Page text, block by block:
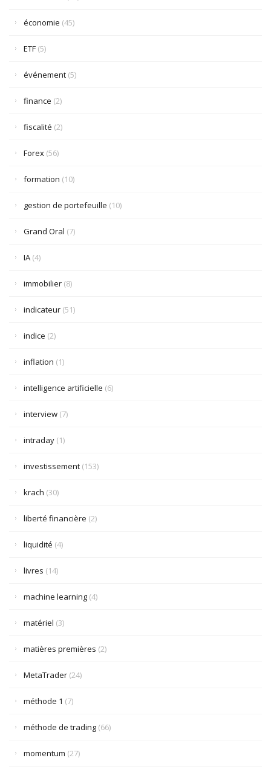
économie (45)
ETF (5)
événement (5)
finance (2)
fiscalité (2)
Forex (56)
formation (10)
gestion de portefeuille (10)
Grand Oral (7)
IA (4)
immobilier (8)
indicateur (51)
indice (2)
inflation (1)
intelligence artificielle (6)
interview (7)
intraday (1)
investissement (153)
krach (30)
liberté financière (2)
liquidité (4)
livres (14)
machine learning (4)
matériel (3)
matières premières (2)
MetaTrader (24)
méthode 1 (7)
méthode de trading (66)
momentum (27)